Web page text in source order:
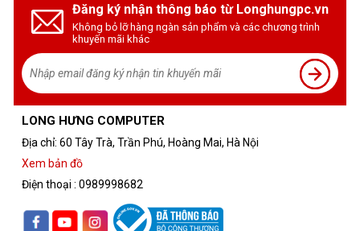
Đăng ký nhận thông báo từ Longhungpc.vn
Không bỏ lỡ hàng ngàn sản phẩm và các chương trình
khuyến mãi khác
LONG HƯNG COMPUTER
Địa chỉ: 60 Tây Trà, Trần Phú, Hoàng Mai, Hà Nội
Xem bản đồ
Điện thoại : 0989998682